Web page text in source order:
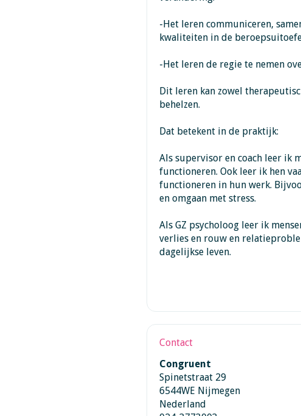
-Het leren communiceren,
kwaliteiten in de
-Het leren de regie te nemen
Dit leren kan zowel
behelzen.
Dat betekent in de praktijk:
Als supervisor en coach leer ik
functioneren. Ook leer ik hen
functioneren in hun werk.
en omgaan met stress.
Als GZ psycholoog leer ik
verlies en rouw en
dagelijkse leven.
Contact
Congruent
Spinetstraat 29
6544WE Nijmegen
Nederland